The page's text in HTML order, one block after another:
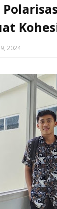
2024